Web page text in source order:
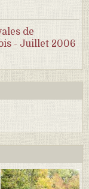
de
- Juillet 2006